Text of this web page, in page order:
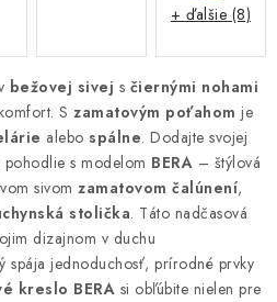
Reklamácia vrátenie tovaru
bežovej sivej s čiernými nohami
S zamatovým poťahom je
alebo spálne. Dodajte svojej
s modelom BERA – štýlová
sivom zamatovom čalúnení,
stolička. Táto nadčasová
dizajnom v duchu
spája jednoduchosť, prírodné prvky
kreslo BERA si obľúbite nielen pre
+ ďalšie (8)